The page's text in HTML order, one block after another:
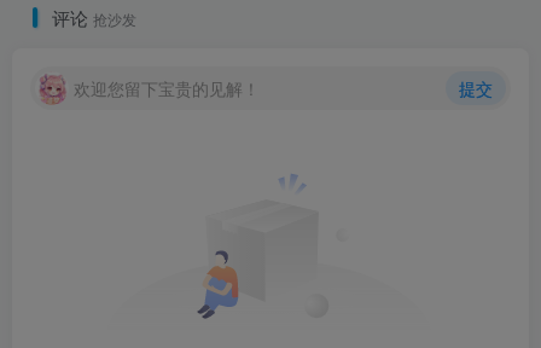
评论 抢沙发
欢迎您留下宝贵的见解！ 提交